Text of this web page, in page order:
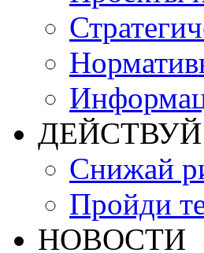
ДЕЙСТВУЙ
Снижай
Пройди
НОВОСТИ